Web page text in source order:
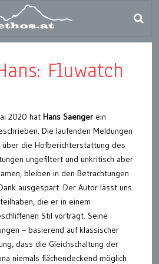
Fluwatch
2020 hat Hans Saenger ein
Die laufenden Meldungen
über die Hofberichterstattung des
ungefiltert und unkritisch aber
bleiben in den Betrachtungen
ausgespart. Der Autor lässt uns
die er in einem
Stil vorträgt. Seine
– basierend auf klassischer
dass die Gleichschaltung der
niemals flächendeckend möglich